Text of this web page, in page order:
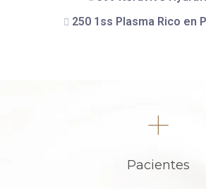
250 1ss Plasma Rico en
Pacientes
+